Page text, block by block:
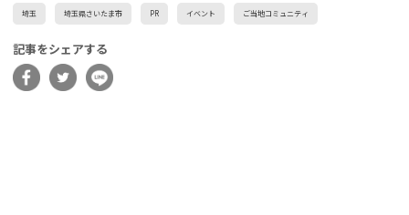
埼玉 埼玉県さいたま市 PR イベント ご当地コミュニティ
記事をシェアする